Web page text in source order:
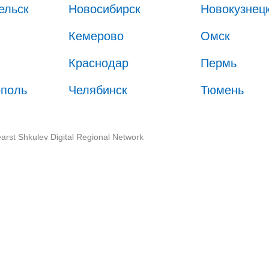
Новосибирск
Кемерово Омск
Краснодар Пермь
Челябинск Тюмень
Shkulev Digital Regional Network